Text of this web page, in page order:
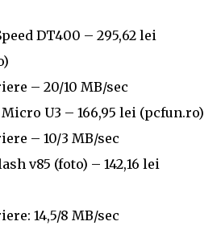
DT400 – 295,62 lei
– 20/10 MB/sec
U3 – 166,95 lei (pcfun.ro)
– 10/3 MB/sec
v85 (foto) – 142,16 lei
14,5/8 MB/sec